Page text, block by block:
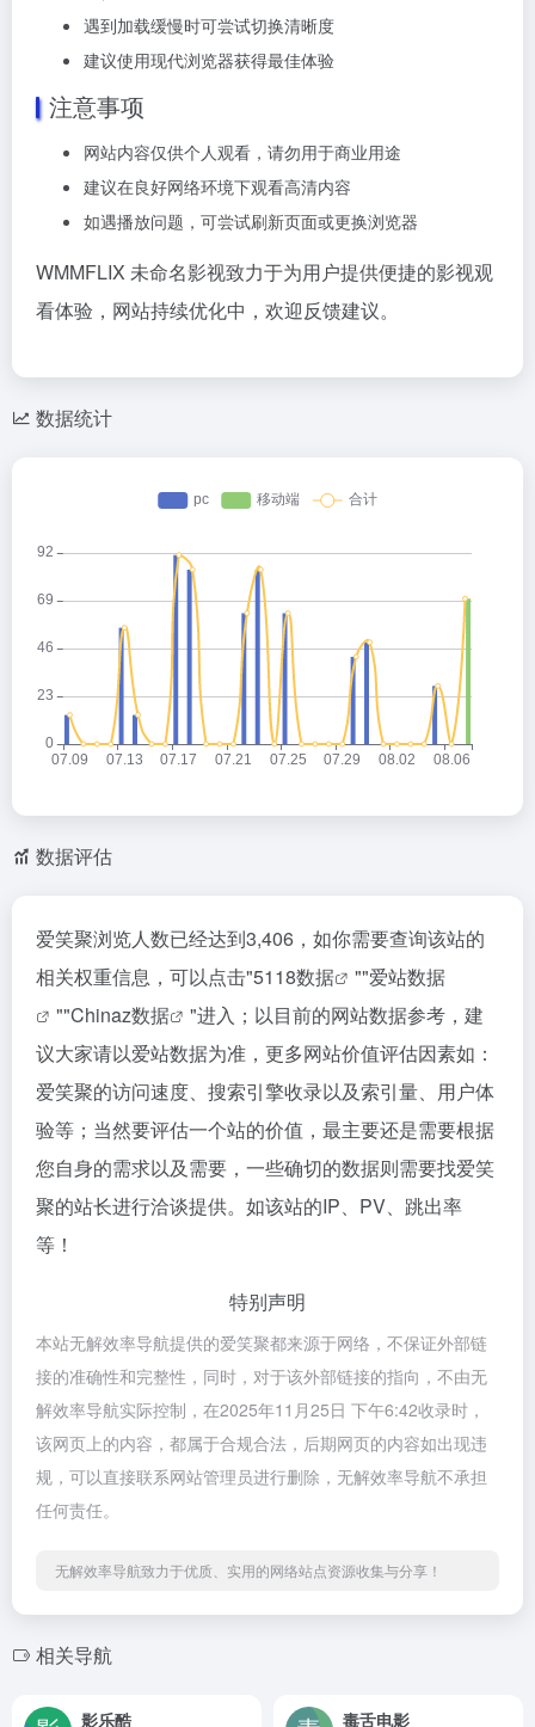
遇到加载缓慢时可尝试切换清晰度
建议使用现代浏览器获得最佳体验
注意事项
网站内容仅供个人观看，请勿用于商业用途
建议在良好网络环境下观看高清内容
如遇播放问题，可尝试刷新页面或更换浏览器
WMMFLIX 未命名影视致力于为用户提供便捷的影视观
看体验，网站持续优化中，欢迎反馈建议。
数据统计
数据评估
爱笑聚浏览人数已经达到3,406，如你需要查询该站的
相关权重信息，可以点击"5118数据 ""爱站数据
""Chinaz数据
"进入；以目前的网站数据参考，建
议大家请以爱站数据为准，更多网站价值评估因素如：
爱笑聚的访问速度、搜索引擎收录以及索引量、用户体
验等；当然要评估一个站的价值，最主要还是需要根据
您自身的需求以及需要，一些确切的数据则需要找爱笑
聚的站长进行洽谈提供。如该站的IP、PV、跳出率
等！
特别声明
本站无解效率导航提供的爱笑聚都来源于网络，不保证外部链
接的准确性和完整性，同时，对于该外部链接的指向，不由无
解效率导航实际控制，在2025年11月25日 下午6:42收录时，
该网页上的内容，都属于合规合法，后期网页的内容如出现违
规，可以直接联系网站管理员进行删除，无解效率导航不承担
任何责任。
无解效率导航致力于优质、实用的网络站点资源收集与分享！
相关导航
影乐酷 毒舌电影